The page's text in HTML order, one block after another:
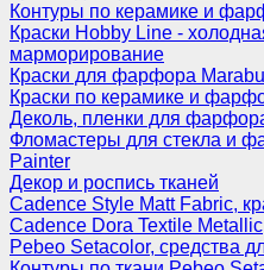
Контуры по керамике и
Краски Hobby Line -
марморирование
Краски для фарфора
Краски по керамике и
Деколь, пленки для
Фломастеры для стекла и
Painter
Декор и роспись тканей
Cadence Style Matt Fabric,
Cadence Dora Textile Metallic
Pebeo Setacolor, средства